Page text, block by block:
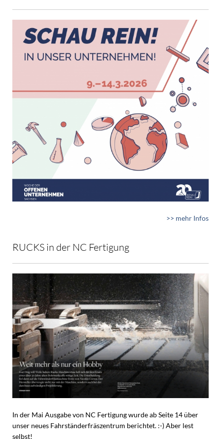
>> mehr Infos
RUCKS in der NC Fertigung
In der Mai Ausgabe von NC Fertigung wurde ab Seite 14 über
unser neues Fahrständerfräszentrum berichtet. :-) Aber lest
selbst!